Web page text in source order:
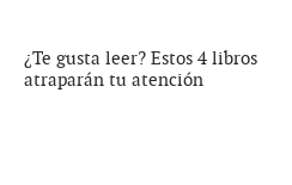
¿Te gusta leer? Estos 4 libros
atraparán tu atención